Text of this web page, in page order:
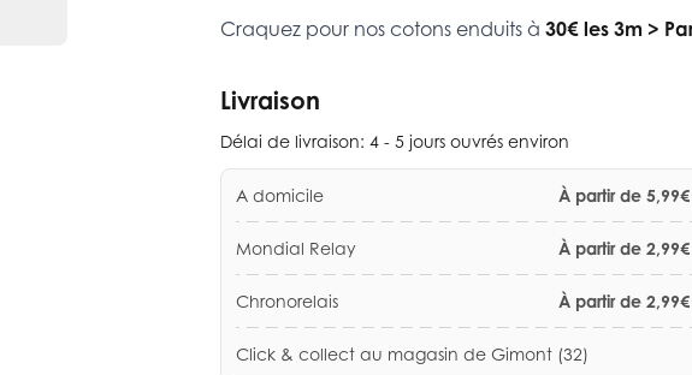
Craquez pour nos cotons enduits à 30€ les 3m >
Livraison
Délai de livraison: 4 - 5 jours ouvrés environ
A domicile À partir de 5,99€
Mondial Relay À partir de 2,99€
Chronorelais À partir de 2,99€
Click & collect au magasin de Gimont (32)